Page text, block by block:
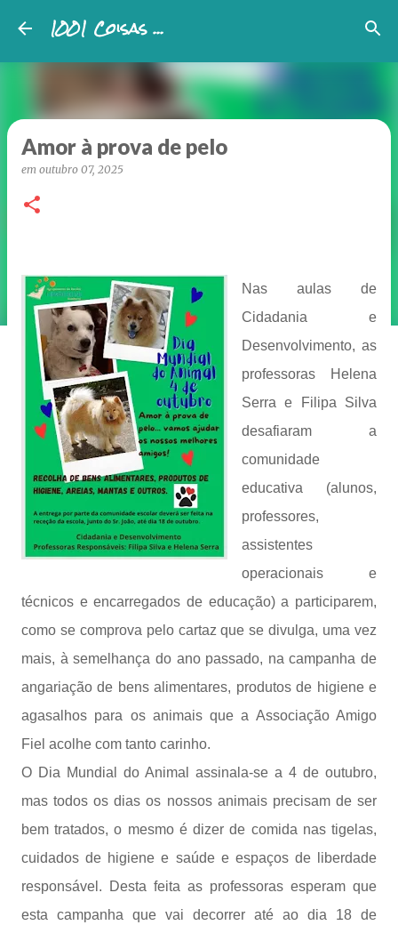
Avançar para o conteúdo principal
1001 Coisas ...
Amor à prova de pelo
em outubro 07, 2025
Nas aulas de
Cidadania e
Desenvolvimento, as
professoras Helena
Serra e Filipa Silva
desafiaram a
comunidade
educativa (alunos,
professores,
assistentes
operacionais e
técnicos e encarregados de educação) a participarem,
como se comprova pelo cartaz que se divulga, uma vez
mais, à semelhança do ano passado, na campanha de
angariação de bens alimentares, produtos de higiene e
agasalhos para os animais que a Associação Amigo
Fiel acolhe com tanto carinho.
O Dia Mundial do Animal assinala-se a 4 de outubro,
mas todos os dias os nossos animais precisam de ser
bem tratados, o mesmo é dizer de comida nas tigelas,
cuidados de higiene e saúde e espaços de liberdade
responsável. Desta feita as professoras esperam que
esta campanha que vai decorrer até ao dia 18 de